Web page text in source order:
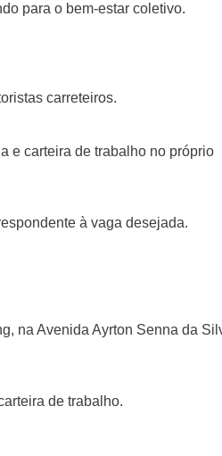
para o bem-estar coletivo.
carreteiros.
e carteira de trabalho no próprio
à vaga desejada.
na Avenida Ayrton Senna da
de trabalho.